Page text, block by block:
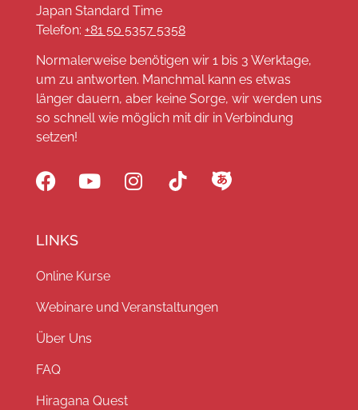
Japan Standard Time
Telefon: +81 50 5357 5358
Normalerweise benötigen wir 1 bis 3 Werktage,
um zu antworten. Manchmal kann es etwas
länger dauern, aber keine Sorge, wir werden uns
so schnell wie möglich mit dir in Verbindung
setzen!
LINKS
Online Kurse
Webinare und Veranstaltungen
Über Uns
FAQ
Hiragana Quest